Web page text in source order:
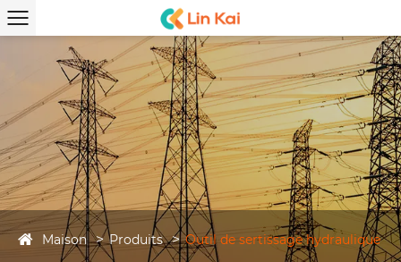
Maison Produits Outil de sertissage hydraulique